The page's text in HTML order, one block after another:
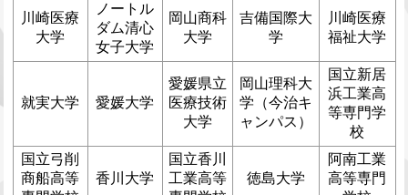
川崎医療
大学
ノートル
ダム清心
女子大学
岡山商科
大学
吉備国際大
学
川崎医療
福祉大学
就実大学 愛媛大学
愛媛県立
医療技術
大学
岡山理科大
学（今治キ
ャンパス）
国立新居
浜工業高
等専門学
校
国立弓削
商船高等
香川大学
国立香川
工業高等
徳島大学
阿南工業
高等専門